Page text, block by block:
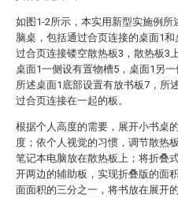
如图1-2所示，本实用新型实施例所
脑桌，包括通过合页连接的桌面1
过合页连接镂空散热板3，散热板3
桌面1一侧设有置物槽5，桌面1另一
所述桌面1底部设置有放书板7，所
过合页连接在一起的板。
根据个人高度的需要，展开小书桌
度；依个人视觉的习惯，调节散热
笔记本电脑放在散热板上；将折叠
开两边的辅助板，实现折叠版的面
面面积的三分之一，将书放在展开